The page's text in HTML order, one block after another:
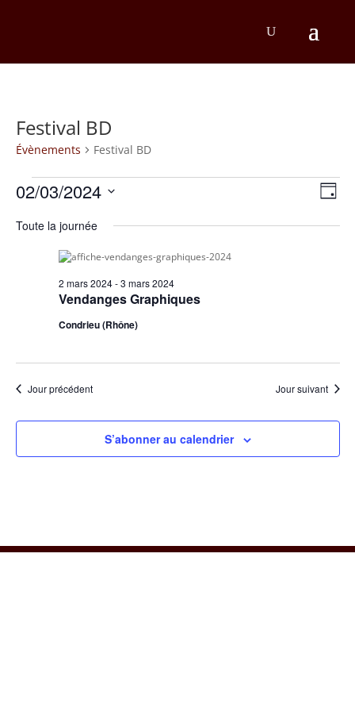
Festival BD
Évènements Festival BD
Évènements
for
mars
2024
Jour
02/03/2024
une
Toute la journée
Vendanges Graphiques
2 mars 2024-3 mars 2024
Condrieu (Rhône)
Jour précédent Jour suivant
S’abonner au calendrier